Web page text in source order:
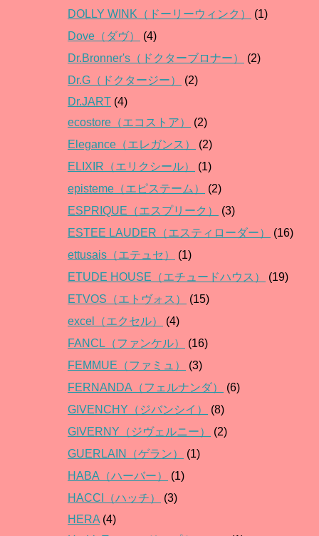
DOLLY WINK（ドーリーウィンク）
(1)
Dove（ダヴ）
(4)
Dr.Bronner's（ドクターブロナー）
(2)
Dr.G（ドクタージー）
(2)
Dr.JART (4)
ecostore（エコストア）
(2)
Elegance（エレガンス）
(2)
ELIXIR（エリクシール）
(1)
episteme（エピステーム）
(2)
ESPRIQUE（エスプリーク）
(3)
ESTEE LAUDER（エスティローダー）
(16)
ettusais（エテュセ）
(1)
ETUDE HOUSE（エチュードハウス）
(19)
ETVOS（エトヴォス）
(15)
excel（エクセル）
(4)
FANCL（ファンケル）
(16)
FEMMUE（ファミュ）
(3)
FERNANDA（フェルナンダ）
(6)
GIVENCHY（ジバンシイ）
(8)
GIVERNY（ジヴェルニー）
(2)
GUERLAIN（ゲラン）
(1)
HABA（ハーバー）
(1)
HACCI（ハッチ）
(3)
HERA(4)